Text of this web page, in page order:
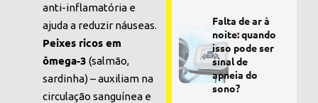
anti-inflamatória e
ajuda a reduzir náuseas.
Peixes ricos em
ômega-3 (salmão,
sardinha) – auxiliam na
circulação sanguínea e
Falta de ar à
noite: quando
isso pode ser
sinal de
apneia do
sono?